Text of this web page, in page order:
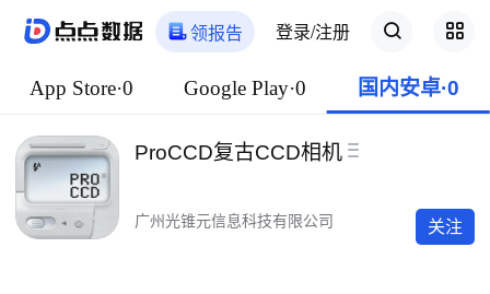
领报告 登录/注册
App Store·0 Google Play·0 国内安卓·0
ProCCD复古CCD相机
广州光锥元信息科技有限公司 关注